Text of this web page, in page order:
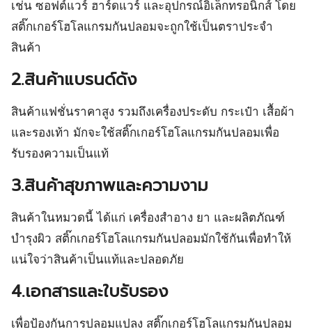
เช่น ซอฟต์แวร์ ฮาร์ดแวร์ และอุปกรณ์อิเล็กทรอนิกส์ โดย
สติ๊กเกอร์โฮโลแกรมกันปลอมจะถูกใช้เป็นตราประจำ
สินค้า
2.สินค้าแบรนด์ดัง
สินค้าแฟชั่นราคาสูง รวมถึงเครื่องประดับ กระเป๋า เสื้อผ้า
และรองเท้า มักจะใช้สติ๊กเกอร์โฮโลแกรมกันปลอมเพื่อ
รับรองความเป็นแท้
3.สินค้าสุขภาพและความงาม
สินค้าในหมวดนี้ ได้แก่ เครื่องสำอาง ยา และผลิตภัณฑ์
บำรุงผิว สติ๊กเกอร์โฮโลแกรมกันปลอมมักใช้กันเพื่อทำให้
แน่ใจว่าสินค้าเป็นแท้และปลอดภัย
4.เอกสารและใบรับรอง
เพื่อป้องกันการปลอมแปลง สติ๊กเกอร์โฮโลแกรมกันปลอม